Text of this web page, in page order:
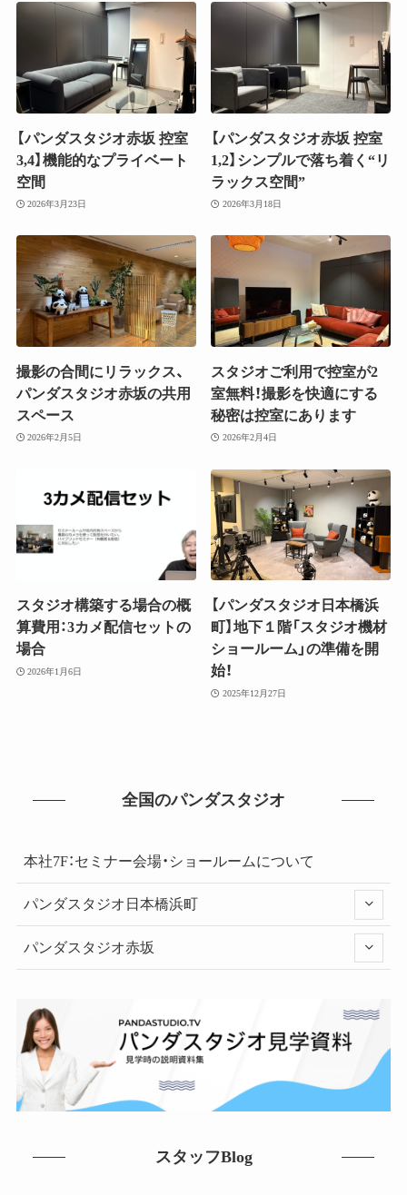
【パンダスタジオ赤坂 控室
3,4】機能的なプライベート
空間
2026年3月23日
【パンダスタジオ赤坂 控室
1,2】シンプルで落ち着く“リ
ラックス空間”
2026年3月18日
撮影の合間にリラックス、
パンダスタジオ赤坂の共用
スペース
2026年2月5日
スタジオご利用で控室が2
室無料！撮影を快適にする
秘密は控室にあります
2026年2月4日
スタジオ構築する場合の概
算費用：3カメ配信セットの
場合
2026年1月6日
【パンダスタジオ日本橋浜
町】地下１階「スタジオ機材
ショールーム」の準備を開
始！
2025年12月27日
全国のパンダスタジオ
本社7F：セミナー会場・ショールームについて
パンダスタジオ日本橋浜町
パンダスタジオ赤坂
スタッフBlog